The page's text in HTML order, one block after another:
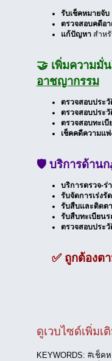
รับเช็คหมายจับ
ตรวจสอบคดีอ
แก้ปัญหาสำหรั
🤝 เพิ่มความมั่
อาชญากรรม
ตรวจสอบประ
ตรวจสอบประ
ตรวจสอบทะเบี
เช็คคดีความแพ่
🛡️ บริการด้าน
บริการตรวจ-ร่
รับจัดการเร่งรั
รับสืบและติดต
รับสืบทะเบียนร
ตรวจสอบประ
✅ ถูกต้องต
ดูเวบไซด์เพิ่มเ
KEYWORDS: #เช็